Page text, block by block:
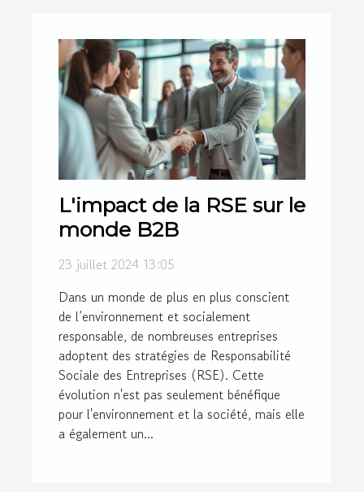
L'impact de la RSE sur le
monde B2B
23 juillet 2024 13:05
Dans un monde de plus en plus conscient
de l’environnement et socialement
responsable, de nombreuses entreprises
adoptent des stratégies de Responsabilité
Sociale des Entreprises (RSE). Cette
évolution n'est pas seulement bénéfique
pour l'environnement et la société, mais elle
a également un...